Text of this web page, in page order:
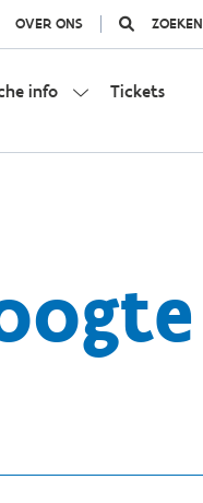
OVER ONS ZOEKEN
info Tickets